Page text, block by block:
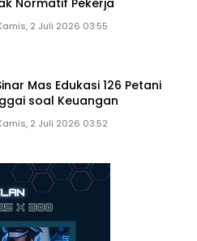
Normatif Pekerja
2 Juli 2026 03:55
Mas Edukasi 126 Petani
soal Keuangan
2 Juli 2026 03:52